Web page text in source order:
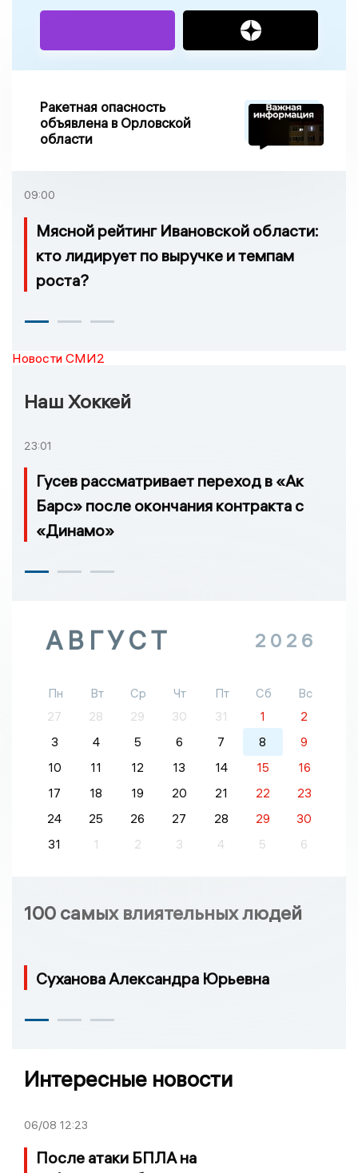
Ракетная опасность
объявлена в Орловской
области
09:00
Мясной рейтинг Ивановской области:
кто лидирует по выручке и темпам
роста?
Новости СМИ2
Наш Хоккей
23:01
Гусев рассматривает переход в «Ак
Барс» после окончания контракта с
«Динамо»
АВГУСТ 2026
Пн Вт Ср Чт Пт Сб
Вс
27
28 29 30 31 1
2
3
4 5 6 7 8
9
10
11 12 13 14 15
16
17
18 19 20 21 22
23
24
25 26 27 28 29
30
31
1 2 3 4 5 6
100 самых влиятельных людей
Суханова Александра Юрьевна
Интересные новости
06/08 12:23
После атаки БПЛА на